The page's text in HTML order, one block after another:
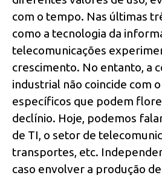
com o tempo. Nas últimas
como a tecnologia da
telecomunicações
crescimento. No entanto, a
industrial não coincide com
específicos que podem
declínio. Hoje, podemos
de TI, o setor de
transportes, etc.
caso envolver a produção